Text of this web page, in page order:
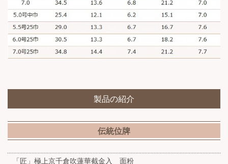
製品の紹介
伝統位牌
「匠」極上京千倉吹蓮華截金入 面粉